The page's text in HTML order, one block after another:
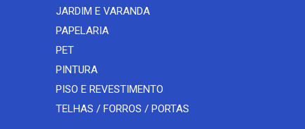
JARDIM E VARANDA
PAPELARIA
PET
PINTURA
PISO E REVESTIMENTO
TELHAS / FORROS / PORTAS